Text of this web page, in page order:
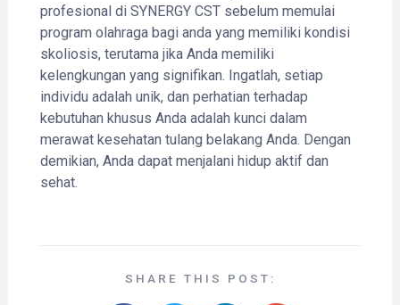
profesional di SYNERGY CST sebelum memulai
program olahraga bagi anda yang memiliki kondisi
skoliosis, terutama jika Anda memiliki
kelengkungan yang signifikan. Ingatlah, setiap
individu adalah unik, dan perhatian terhadap
kebutuhan khusus Anda adalah kunci dalam
merawat kesehatan tulang belakang Anda. Dengan
demikian, Anda dapat menjalani hidup aktif dan
sehat.
SHARE THIS POST: